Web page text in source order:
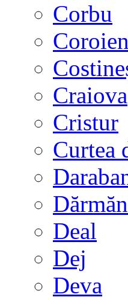
Corbu
Craiova
Cristur
Curtea
Deal
Dej
Deva